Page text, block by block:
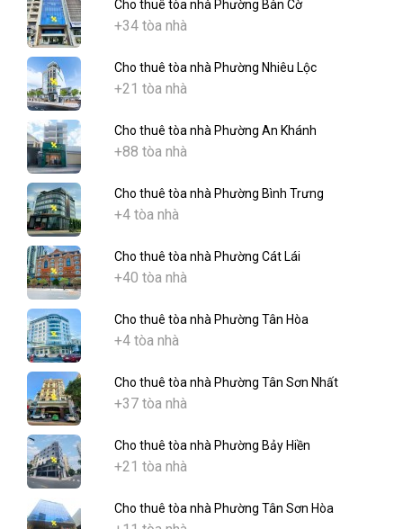
Cho thuê tòa nhà Phường Bàn Cờ
+34 tòa nhà
Cho thuê tòa nhà Phường Nhiêu Lộc
+21 tòa nhà
Cho thuê tòa nhà Phường An Khánh
+88 tòa nhà
Cho thuê tòa nhà Phường Bình Trưng
+4 tòa nhà
Cho thuê tòa nhà Phường Cát Lái
+40 tòa nhà
Cho thuê tòa nhà Phường Tân Hòa
+4 tòa nhà
Cho thuê tòa nhà Phường Tân Sơn Nhất
+37 tòa nhà
Cho thuê tòa nhà Phường Bảy Hiền
+21 tòa nhà
Cho thuê tòa nhà Phường Tân Sơn Hòa